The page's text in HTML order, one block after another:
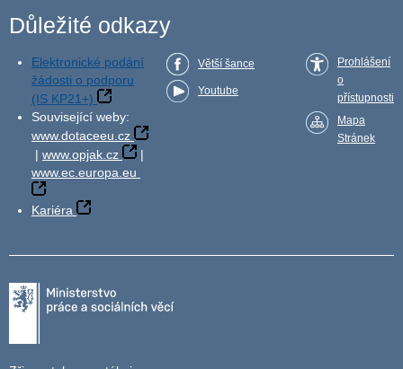
Důležité odkazy
Elektronické podání
žádosti o podporu
(IS KP21+)
Související weby:
www.dotaceeu.cz
| www.opjak.cz
|
www.ec.europa.eu
Kariéra
Větší šance
Youtube
Prohlášení
o
přístupnosti
Mapa
Stránek